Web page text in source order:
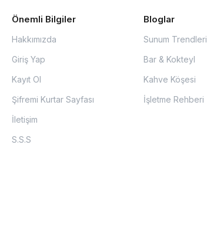
Önemli Bilgiler
Hakkımızda
Giriş Yap
Kayıt Ol
Şifremi Kurtar Sayfası
İletişim
S.S.S
Bloglar
Sunum Trendleri
Bar & Kokteyl
Kahve Köşesi
İşletme Rehberi